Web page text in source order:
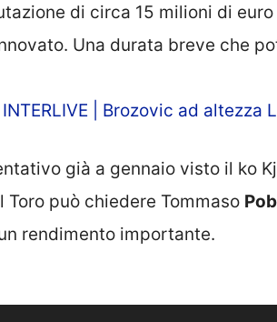
di circa 15 milioni di
Una durata breve che
INTERLIVE | Brozovic ad altezza
già a gennaio visto il ko
può chiedere Tommaso
rendimento importante.